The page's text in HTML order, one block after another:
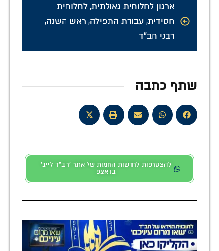
ארגון לחלוחית גאולתית, לחלוחית
חסידית, עבודת התפילה, ראש השנה,
רבני חב"ד
שתף כתבה
להצטרפות לחדשות החמות של אתר 'חב"ד לייב'
בוואצפ